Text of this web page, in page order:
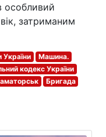
особливий
затриманим
України
Машина.
кодекс України
Бригада